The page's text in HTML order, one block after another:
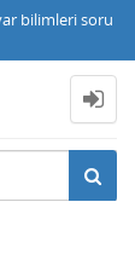
bilimleri soru